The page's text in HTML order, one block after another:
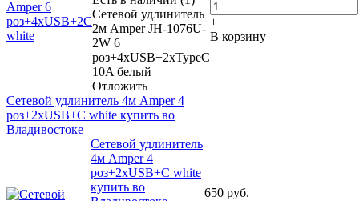
Сетевой удлинитель
2м Amper JH-1076U-
2W 6
роз+4xUSB+2xTypeC
10A белый
Отложить
+
В корзину
Сетевой удлинитель 4м Amper 4
роз+2xUSB+C white купить во
Владивостоке
Сетевой удлинитель
4м Amper 4
роз+2xUSB+C white
купить во
650 руб.